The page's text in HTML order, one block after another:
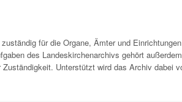
für die Organe, Ämter und
des Landeskirchenarchivs gehört
Unterstützt wird das Archiv dabei